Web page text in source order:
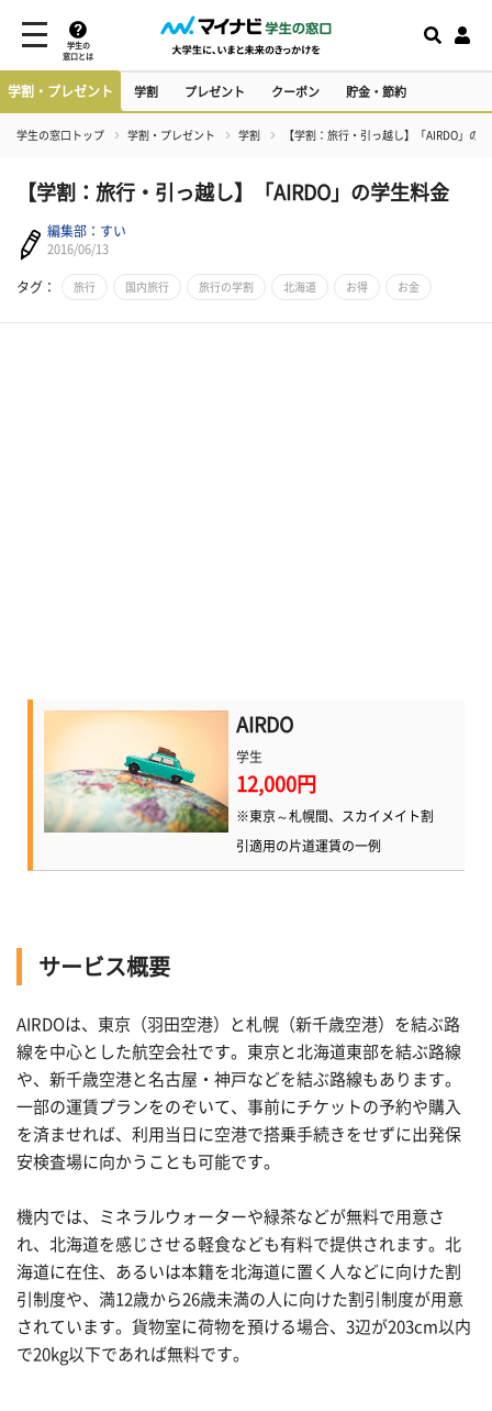
学生の
窓口とは
学割・プレゼント 学割 プレゼント クーポン 貯金・節約
学生の窓口トップ 学割・プレゼント 学割 【学割：旅行・引っ越し】「AIRDO」の
【学割：旅行・引っ越し】「AIRDO」の学生料金
編集部：すい
2016/06/13
タグ： 旅行 国内旅行 旅行の学割 北海道 お得 お金
AIRDO
学生
12,000円
※東京～札幌間、スカイメイト割
引適用の片道運賃の一例
サービス概要
AIRDOは、東京（羽田空港）と札幌（新千歳空港）を結ぶ路
線を中心とした航空会社です。東京と北海道東部を結ぶ路線
や、新千歳空港と名古屋・神戸などを結ぶ路線もあります。
一部の運賃プランをのぞいて、事前にチケットの予約や購入
を済ませれば、利用当日に空港で搭乗手続きをせずに出発保
安検査場に向かうことも可能です。
機内では、ミネラルウォーターや緑茶などが無料で用意さ
れ、北海道を感じさせる軽食なども有料で提供されます。北
海道に在住、あるいは本籍を北海道に置く人などに向けた割
引制度や、満12歳から26歳未満の人に向けた割引制度が用意
されています。貨物室に荷物を預ける場合、3辺が203cm以内
で20kg以下であれば無料です。